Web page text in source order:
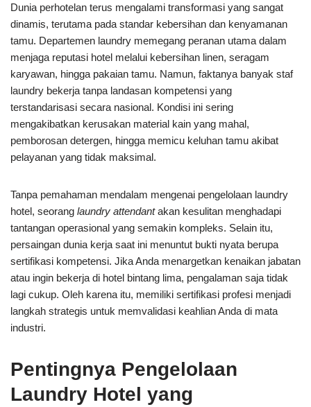
Dunia perhotelan terus mengalami transformasi yang sangat
dinamis, terutama pada standar kebersihan dan kenyamanan
tamu. Departemen laundry memegang peranan utama dalam
menjaga reputasi hotel melalui kebersihan linen, seragam
karyawan, hingga pakaian tamu. Namun, faktanya banyak staf
laundry bekerja tanpa landasan kompetensi yang
terstandarisasi secara nasional. Kondisi ini sering
mengakibatkan kerusakan material kain yang mahal,
pemborosan detergen, hingga memicu keluhan tamu akibat
pelayanan yang tidak maksimal.
Tanpa pemahaman mendalam mengenai pengelolaan laundry
hotel, seorang laundry attendantakan kesulitan menghadapi
tantangan operasional yang semakin kompleks. Selain itu,
persaingan dunia kerja saat ini menuntut bukti nyata berupa
sertifikasi kompetensi. Jika Anda menargetkan kenaikan jabatan
atau ingin bekerja di hotel bintang lima, pengalaman saja tidak
lagi cukup. Oleh karena itu, memiliki sertifikasi profesi menjadi
langkah strategis untuk memvalidasi keahlian Anda di mata
industri.
Pentingnya Pengelolaan
Laundry Hotel yang